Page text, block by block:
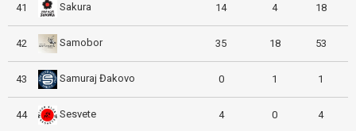
41 Sakura 14 4 18
42 Samobor 35 18 53
43 Samuraj Đakovo 0 1 1
44 Sesvete 4 0 4